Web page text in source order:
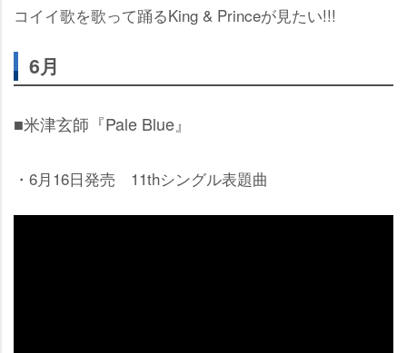
コイイ歌を歌って踊るKing & Princeが見たい!!!
6月
■米津玄師『Pale Blue』
・6月16日発売 11thシングル表題曲